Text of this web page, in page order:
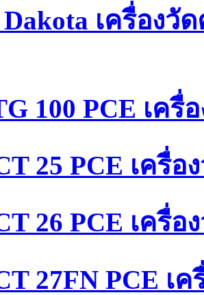
เครื่องวั
100 PCE เค
25 PCE เครื่
26 PCE เครื่
27FN PCE เ